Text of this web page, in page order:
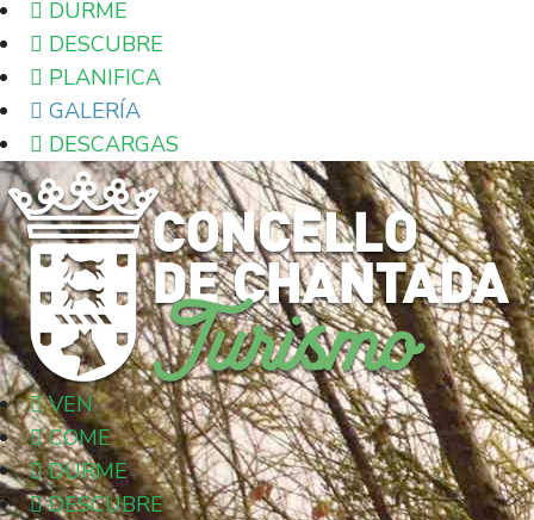
DURME
DESCUBRE
PLANIFICA
GALERÍA
DESCARGAS
VEN
COME
DURME
DESCUBRE